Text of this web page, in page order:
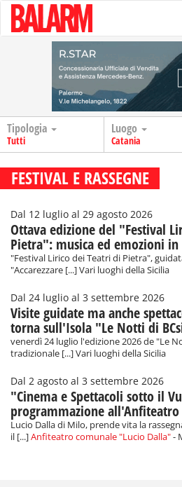
Tipologia
Tutti
Luogo
Catania
FESTIVAL E RASSEGNE
Dal 12 luglio al 29 agosto 2026
Ottava edizione del "Festival
Pietra": musica ed emozioni in
"Festival Lirico dei Teatri di Pietra",
"Accarezzare [...] Vari luoghi della Sicilia
Dal 24 luglio al 3 settembre 2026
Visite guidate ma anche
torna sull'Isola "Le Notti di
venerdì 24 luglio l'edizione 2026 de "Le
tradizionale [...] Vari luoghi della Sicilia
Dal 2 agosto al 3 settembre 2026
"Cinema e Spettacoli sotto il
programmazione
Lucio Dalla di Milo, prende vita la
il [...]Anfiteatro comunale "Lucio Dalla"-